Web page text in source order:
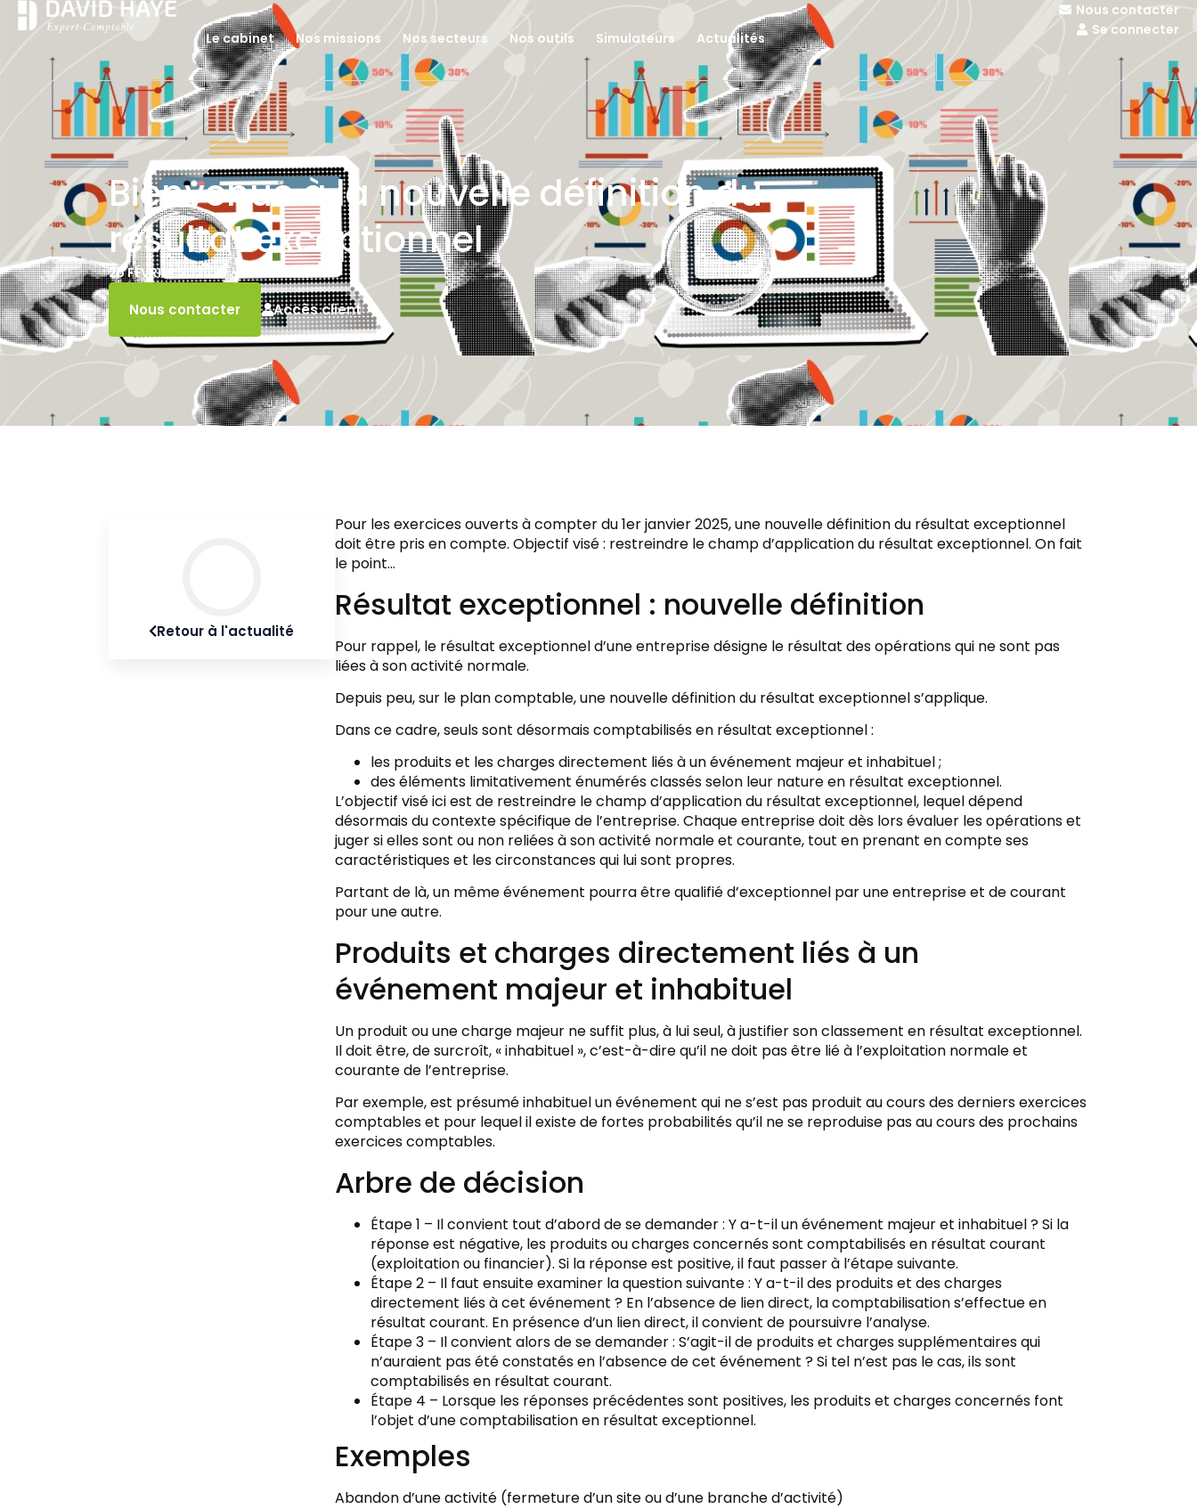
Le cabinet Nos missions Nos secteurs Nos outils Simulateurs Actualités
Nous contacter
Se connecter
Bienvenue à la nouvelle définition du
résultat exceptionnel
25 FÉVRIER 2026
Nous contacter Accès client
Retour à l'actualité
Pour les exercices ouverts à compter du 1er janvier 2025, une nouvelle définition du résultat exceptionnel
doit être pris en compte. Objectif visé : restreindre le champ d’application du résultat exceptionnel. On fait
le point…
Résultat exceptionnel : nouvelle définition
Pour rappel, le résultat exceptionnel d’une entreprise désigne le résultat des opérations qui ne sont pas
liées à son activité normale.
Depuis peu, sur le plan comptable, une nouvelle définition du résultat exceptionnel s’applique.
Dans ce cadre, seuls sont désormais comptabilisés en résultat exceptionnel :
les produits et les charges directement liés à un événement majeur et inhabituel ;
des éléments limitativement énumérés classés selon leur nature en résultat exceptionnel.
L’objectif visé ici est de restreindre le champ d’application du résultat exceptionnel, lequel dépend
désormais du contexte spécifique de l’entreprise. Chaque entreprise doit dès lors évaluer les opérations et
juger si elles sont ou non reliées à son activité normale et courante, tout en prenant en compte ses
caractéristiques et les circonstances qui lui sont propres.
Partant de là, un même événement pourra être qualifié d’exceptionnel par une entreprise et de courant
pour une autre.
Produits et charges directement liés à un
événement majeur et inhabituel
Un produit ou une charge majeur ne suffit plus, à lui seul, à justifier son classement en résultat exceptionnel.
Il doit être, de surcroît, « inhabituel », c’est-à-dire qu’il ne doit pas être lié à l’exploitation normale et
courante de l’entreprise.
Par exemple, est présumé inhabituel un événement qui ne s’est pas produit au cours des derniers exercices
comptables et pour lequel il existe de fortes probabilités qu’il ne se reproduise pas au cours des prochains
exercices comptables.
Arbre de décision
Étape 1 – Il convient tout d’abord de se demander : Y a-t-il un événement majeur et inhabituel ? Si la
réponse est négative, les produits ou charges concernés sont comptabilisés en résultat courant
(exploitation ou financier). Si la réponse est positive, il faut passer à l’étape suivante.
Étape 2 – Il faut ensuite examiner la question suivante : Y a-t-il des produits et des charges
directement liés à cet événement ? En l’absence de lien direct, la comptabilisation s’effectue en
résultat courant. En présence d’un lien direct, il convient de poursuivre l’analyse.
Étape 3 – Il convient alors de se demander : S’agit-il de produits et charges supplémentaires qui
n’auraient pas été constatés en l’absence de cet événement ? Si tel n’est pas le cas, ils sont
comptabilisés en résultat courant.
Étape 4 – Lorsque les réponses précédentes sont positives, les produits et charges concernés font
l’objet d’une comptabilisation en résultat exceptionnel.
Exemples
Abandon d’une activité (fermeture d’un site ou d’une branche d’activité)